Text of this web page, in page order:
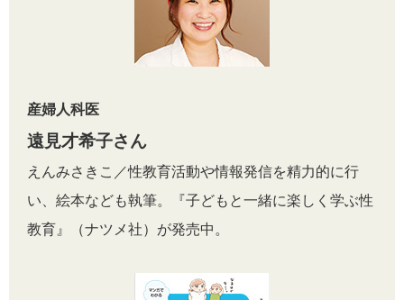
産婦人科医
遠見才希子さん
えんみさきこ／性教育活動や情報発信を精力的に行
い、絵本なども執筆。『子どもと一緒に楽しく学ぶ性
教育』（ナツメ社）が発売中。